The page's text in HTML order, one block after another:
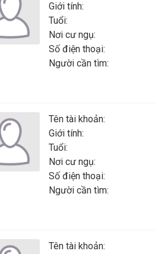
Giới tính:
Tuổi:
Nơi cư ngụ:
Số điện thoại:
Người cần tìm:
Tên tài khoản:
Giới tính:
Tuổi:
Nơi cư ngụ:
Số điện thoại:
Người cần tìm:
Tên tài khoản: